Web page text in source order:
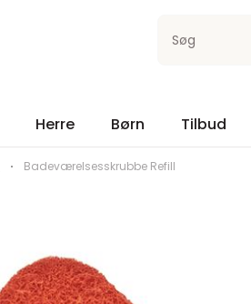
Søg
Herre Børn Tilbud
Badeværelsesskrubbe Refill